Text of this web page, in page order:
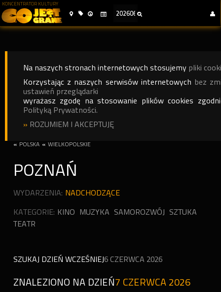
KONCENTRATOR KULTURY
Na naszych stronach internetowych stosujemy pliki
Korzystając z naszych serwisów internetowych bez
ustawień przeglądarki
wyrażasz zgodę na stosowanie plików cookies
Polityką Prywatności.
» ROZUMIEM I AKCEPTUJĘ
« POLSKA « WIELKOPOLSKIE
POZNAŃ
WYDARZENIA: NADCHODZĄCE
KATEGORIE: KINO MUZYKA SAMOROZWÓJ SZTUKA
TEATR
SZUKAJ DZIEŃ WCZEŚNIEJ6 CZERWCA 2026
ZNALEZIONO NA DZIEŃ7 CZERWCA 2026